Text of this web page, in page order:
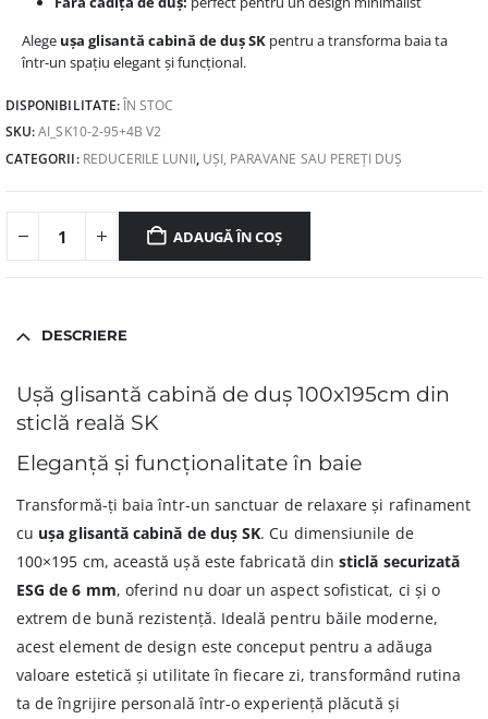
Alege ușa glisantă cabină de duș SKpentru a transforma baia ta
într-un spațiu elegant și funcțional.
DISPONIBILITATE:ÎN STOC
SKU:AI_SK10-2-95+4B V2
CATEGORII: REDUCERILE LUNII, UȘI, PARAVANE SAU PEREȚI DUȘ
ADAUGĂ ÎN COȘ
DESCRIERE
Ușă glisantă cabină de duș 100x195cm din
sticlă reală SK
Eleganță și funcționalitate în baie
Transformă-ți baia într-un sanctuar de relaxare și rafinament
cu ușa glisantă cabină de duș SK. Cu dimensiunile de
100×195 cm, această ușă este fabricată dinsticlă securizată
ESG de 6 mm, oferind nu doar un aspect sofisticat, ci și o
extrem de bună rezistență. Ideală pentru băile moderne,
acest element de design este conceput pentru a adăuga
valoare estetică și utilitate în fiecare zi, transformând rutina
ta de îngrijire personală într-o experiență plăcută și